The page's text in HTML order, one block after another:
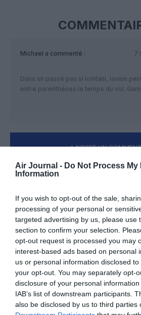
Air Journal - Do Not Process My
Information
If you wish to opt-out of the sale,
processing of your personal or
targeted advertising by us, please use
section to confirm your selection.
opt-out request is processed you may
interest-based ads based on personal
us or personal information disclosed
your opt-out. You may separately opt-
disclosure of your personal
IAB’s list of downstream participants.
also be disclosed by us to third parties
Michael a commenté :
7
Dans un passé pas si lointain, lavion
entre parenthèses le temps du vol.
LAISSER UN
Appel aux
Soutenez Air Journal
NOUS SOUTENIR